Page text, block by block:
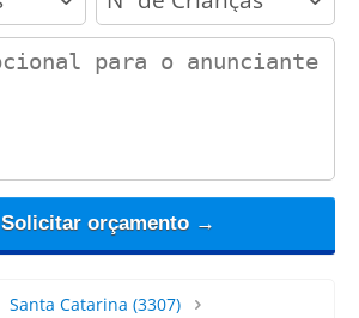
Solicitar orçamento →
Santa Catarina (3307)